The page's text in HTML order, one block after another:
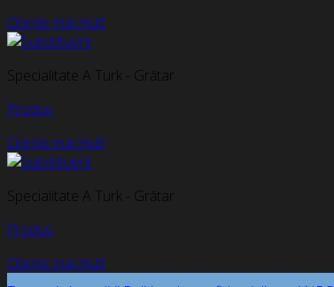
Citește mai mult
Specialitate A Turk - Grătar
Produs
Citește mai mult
Specialitate A Turk - Grătar
Produs
Citește mai mult